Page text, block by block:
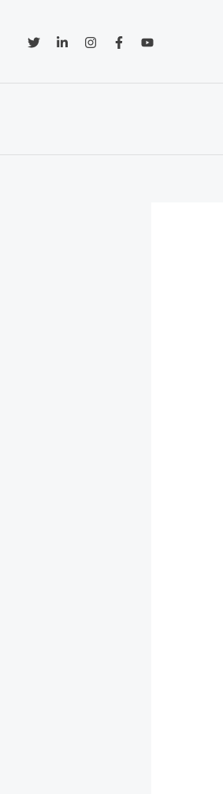
springen